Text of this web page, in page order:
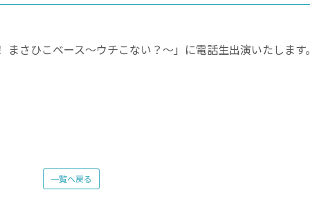
さひこベース〜ウチこない？〜」に電話生出演いたします。
一覧へ戻る